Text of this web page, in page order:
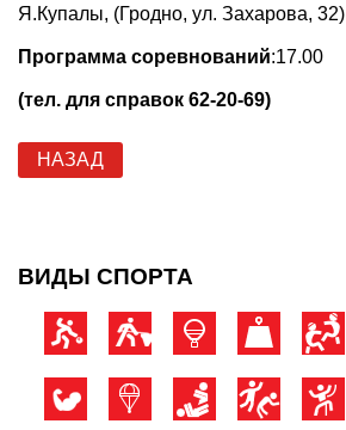
Я.Купалы, (Гродно, ул. Захарова, 32)
Программа соревнований:17.00
(тел. для справок 62-20-69)
НАЗАД
ВИДЫ СПОРТА